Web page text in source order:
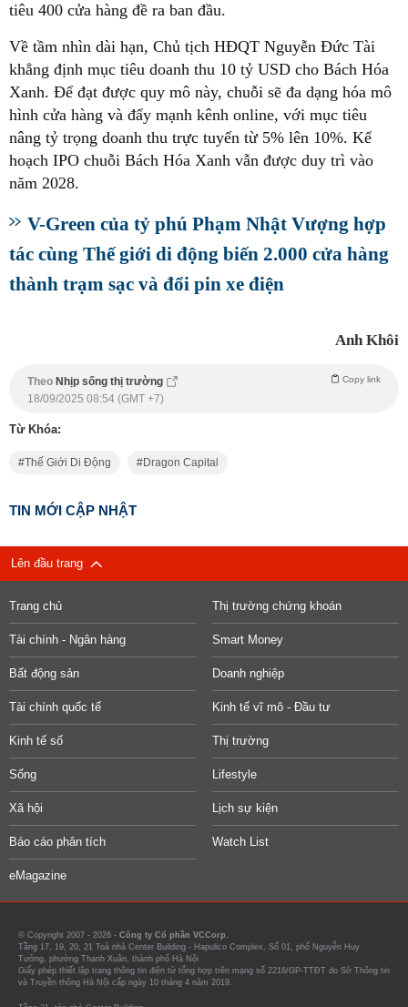
tiêu 400 cửa hàng đề ra ban đầu.
Về tầm nhìn dài hạn, Chủ tịch HĐQT Nguyễn Đức Tài
khẳng định mục tiêu doanh thu 10 tỷ USD cho Bách Hóa
Xanh. Để đạt được quy mô này, chuỗi sẽ đa dạng hóa mô
hình cửa hàng và đẩy mạnh kênh online, với mục tiêu
nâng tỷ trọng doanh thu trực tuyến từ 5% lên 10%. Kế
hoạch IPO chuỗi Bách Hóa Xanh vẫn được duy trì vào
năm 2028.
V-Green của tỷ phú Phạm Nhật Vượng hợp
tác cùng Thế giới di động biến 2.000 cửa hàng
thành trạm sạc và đổi pin xe điện
Anh Khôi
Theo Nhịp sống thị trường Copy link
18/09/2025 08:54 (GMT +7)
Từ Khóa:
Thế Giới Di Động Dragon Capital
TIN MỚI CẬP NHẬT
Lên đầu trang
Trang chủ Thị trường chứng khoán
Tài chính - Ngân hàng Smart Money
Bất động sản Doanh nghiệp
Tài chính quốc tế Kinh tế vĩ mô - Đầu tư
Kinh tế số Thị trường
Sống Lifestyle
Xã hội Lịch sự kiện
Báo cáo phân tích Watch List
eMagazine
© Copyright 2007 - 2026 - Công ty Cổ phần VCCorp.
Tầng 17, 19, 20, 21 Toà nhà Center Building - Hapulico Complex, Số 01, phố Nguyễn Huy
Tưởng, phường Thanh Xuân, thành phố Hà Nội
Giấy phép thiết lập trang thông tin điện tử tổng hợp trên mạng số 2216/GP-TTĐT do Sở Thông tin
và Truyền thông Hà Nội cấp ngày 10 tháng 4 năm 2019.